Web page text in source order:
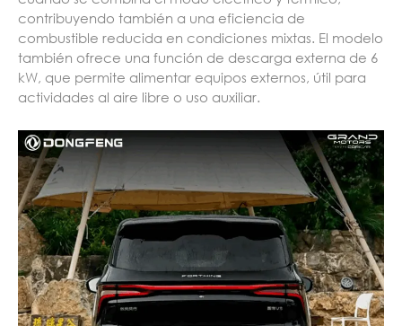
contribuyendo también a una eficiencia de
combustible reducida en condiciones mixtas. El modelo
también ofrece una función de descarga externa de 6
kW, que permite alimentar equipos externos, útil para
actividades al aire libre o uso auxiliar.